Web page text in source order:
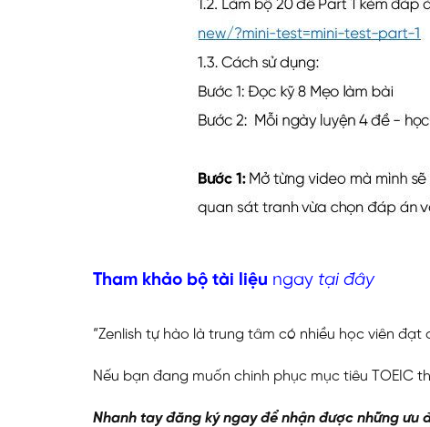
Tham khảo bộ tài liệu ngay tại đây
“Zenlish tự hào là trung tâm có nhiều học viên đạt
Nếu bạn đang muốn chinh phục mục tiêu TOEIC
Nhanh tay đăng ký ngay để nhận được những ưu